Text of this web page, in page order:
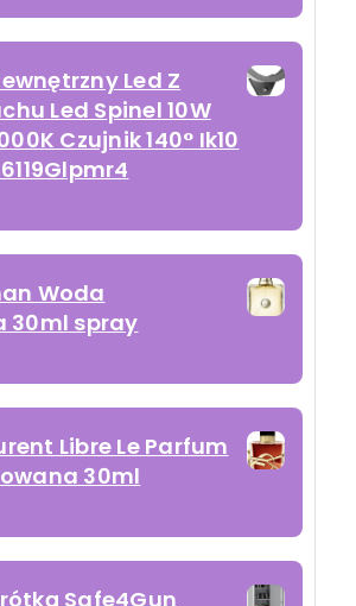
Led Z
Led Spinel 10W
Czujnik 140° Ik10
Woda
30ml spray
Libre Le Parfum
30ml
Safe4Gun